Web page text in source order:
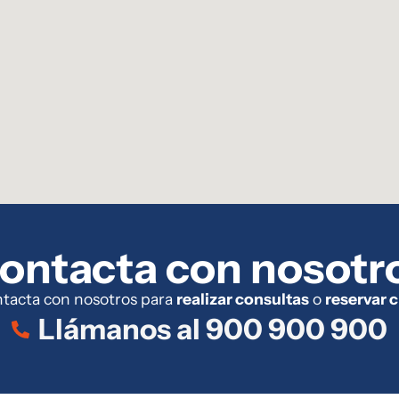
con
con nosotros para realizar consultaso reservar
Llámanos al 900 900 900